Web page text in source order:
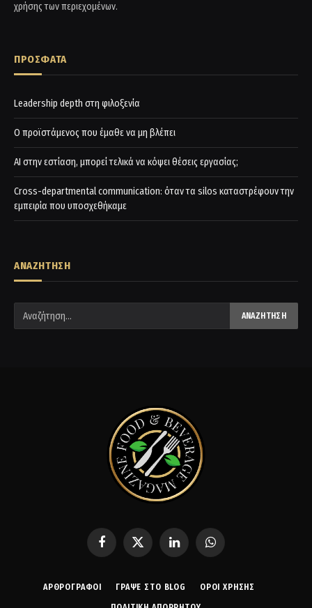
χρήσης των περιεχομένων.
ΠΡΟΣΦΑΤΑ
Leadership depth στη φιλοξενία
Ο προϊστάμενος που έμαθε να μη βλέπει
AI στην εστίαση, μπορεί τελικά να κόψει θέσεις εργασίας;
Cross-departmental communication: όταν τα silos καταστρέφουν την
εμπειρία που υποσχεθήκαμε
ΑΝΑΖΗΤΗΣΗ
FacebookX
LinkedIn WhatsApp
ΑΡΘΡΟΓΡΑΦΟΙ ΓΡΆΨΕ ΣΤΟ BLOG ΌΡΟΙ ΧΡΉΣΗΣ